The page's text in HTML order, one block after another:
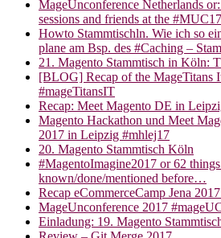
MageUnconference Netherlands
sessions and friends at the
Howto Stammtischln. Wie ich so
plane am Bsp. des #Caching –
21. Magento Stammtisch in Köln:
[BLOG] Recap of the MageTitans
#mageTitansIT
Recap: Meet Magento DE in
Magento Hackathon und Meet
2017 in Leipzig #mhlej17
20. Magento Stammtisch Köln
#MagentoImagine2017 or 62
known/done/mentioned before…
Recap eCommerceCamp Jena
MageUnconference 2017
Einladung: 19. Magento